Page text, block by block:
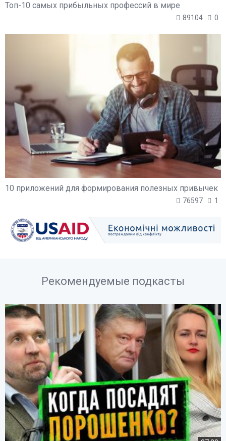
Топ-10 самых прибыльных профессий в мире
89104 0
10 приложений для формирования полезных привычек
76597 1
Рекомендуемые подкасты